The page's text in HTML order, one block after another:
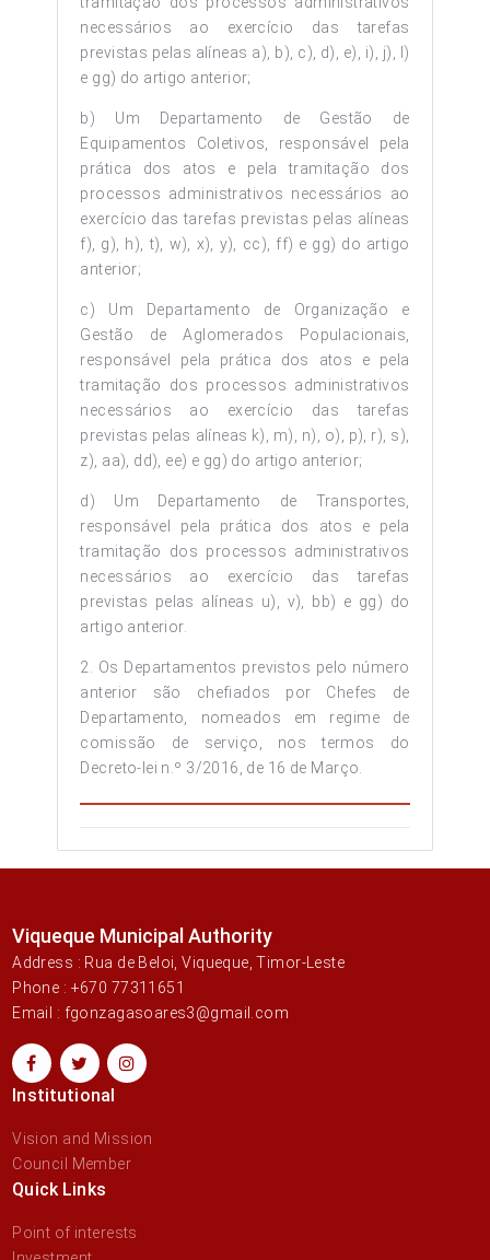
necessários ao exercício das tarefas
previstas pelas alíneas a), b), c), d), e), i), j), l)
e gg) do artigo anterior;
b) Um Departamento de Gestão de
Equipamentos Coletivos, responsável pela
prática dos atos e pela tramitação dos
processos administrativos necessários ao
exercício das tarefas previstas pelas alíneas
f), g), h), t), w), x), y), cc), ff) e gg) do artigo
anterior;
c) Um Departamento de Organização e
Gestão de Aglomerados Populacionais,
responsável pela prática dos atos e pela
tramitação dos processos administrativos
necessários ao exercício das tarefas
previstas pelas alíneas k), m), n), o), p), r), s),
z), aa), dd), ee) e gg) do artigo anterior;
d) Um Departamento de Transportes,
responsável pela prática dos atos e pela
tramitação dos processos administrativos
necessários ao exercício das tarefas
previstas pelas alíneas u), v), bb) e gg) do
artigo anterior.
2. Os Departamentos previstos pelo número
anterior são chefiados por Chefes de
Departamento, nomeados em regime de
comissão de serviço, nos termos do
Decreto-lei n.º 3/2016, de 16 de Março.
Viqueque Municipal Authority
Address : Rua de Beloi, Viqueque, Timor-Leste
Phone : +670 77311651
Email : fgonzagasoares3@gmail.com
Institutional
Vision and Mission
Council Member
Quick Links
Point of interests